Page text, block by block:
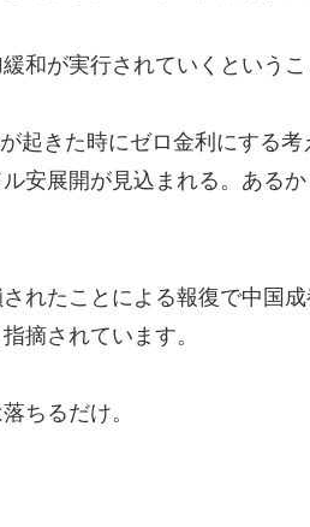
和が実行されていくというこ
起きた時にゼロ金利にする考
安展開が見込まれる。ある
れたことによる報復で中国
摘されています。
ちるだけ。